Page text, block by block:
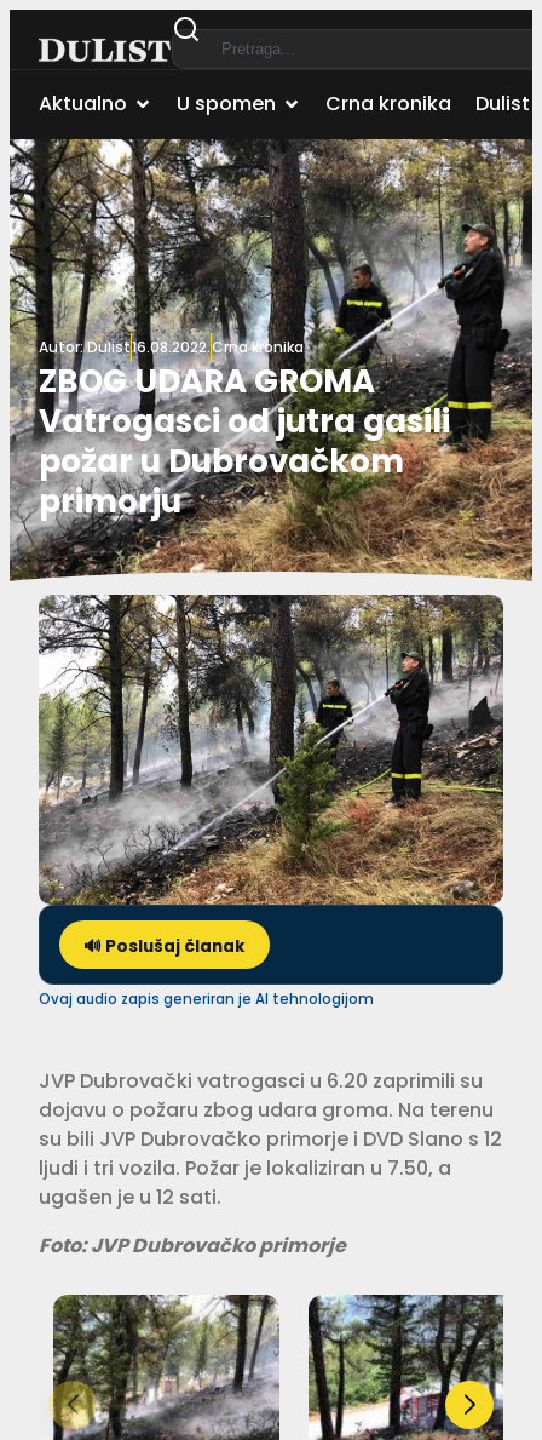
Aktualno U spomen Crna kronika Dulist
Autor:Dulist16.08.2022.Crna kronika
ZBOG UDARA GROMA
Vatrogasci od jutra gasili
požar u Dubrovačkom
primorju
🔊 Poslušaj članak
Ovaj audio zapis generiran je AI tehnologijom
JVP Dubrovački vatrogasci u 6.20 zaprimili su
dojavu o požaru zbog udara groma. Na terenu
su bili JVP Dubrovačko primorje i DVD Slano s 12
ljudi i tri vozila. Požar je lokaliziran u 7.50, a
ugašen je u 12 sati.
Foto: JVP Dubrovačko primorje